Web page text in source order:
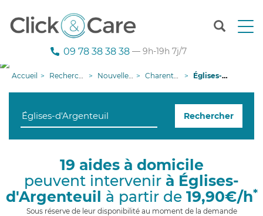
T
n
g
o
n
09 78 38 38 38 — 9h-19h 7j/7
Accueil Recherche aide à domicile Nouvelle-Aquitaine Charente-Maritime Églises-d'Argenteuil
Rechercher
19 aides à domicile
peuvent intervenir à Églises-
d'Argenteuil à partir de 19,90€/h*
Sous réserve de leur disponibilité au moment de la demande